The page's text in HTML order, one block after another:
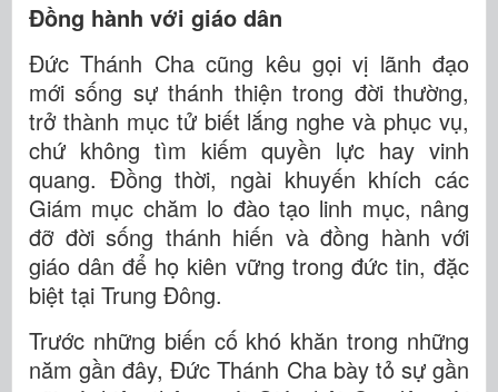
Đồng hành với giáo dân
Đức Thánh Cha cũng kêu gọi vị lãnh đạo
mới sống sự thánh thiện trong đời thường,
trở thành mục tử biết lắng nghe và phục vụ,
chứ không tìm kiếm quyền lực hay vinh
quang. Đồng thời, ngài khuyến khích các
Giám mục chăm lo đào tạo linh mục, nâng
đỡ đời sống thánh hiến và đồng hành với
giáo dân để họ kiên vững trong đức tin, đặc
biệt tại Trung Đông.
Trước những biến cố khó khăn trong những
năm gần đây, Đức Thánh Cha bày tỏ sự gần